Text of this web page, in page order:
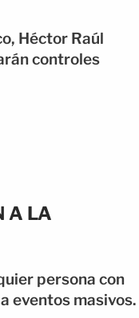
Héctor Raúl
controles
A LA
persona con
eventos masivos.